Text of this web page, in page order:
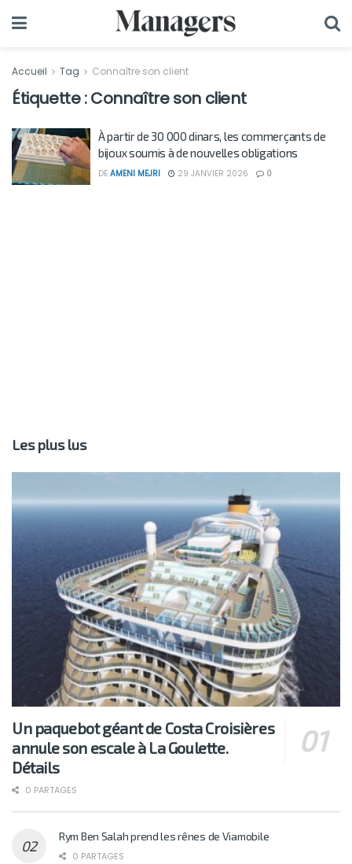
Accueil Tag Connaître son client
Étiquette :Connaître son client
À partir de 30 000 dinars, les commerçants de
bijoux soumis à de nouvelles obligations
DE AMENI MEJRI 29 JANVIER 2026 0
Les plus lus
Un paquebot géant de Costa Croisières
annule son escale à La Goulette.
Détails
0 PARTAGES
Rym Ben Salah prend les rênes de Viamobile
0 PARTAGES